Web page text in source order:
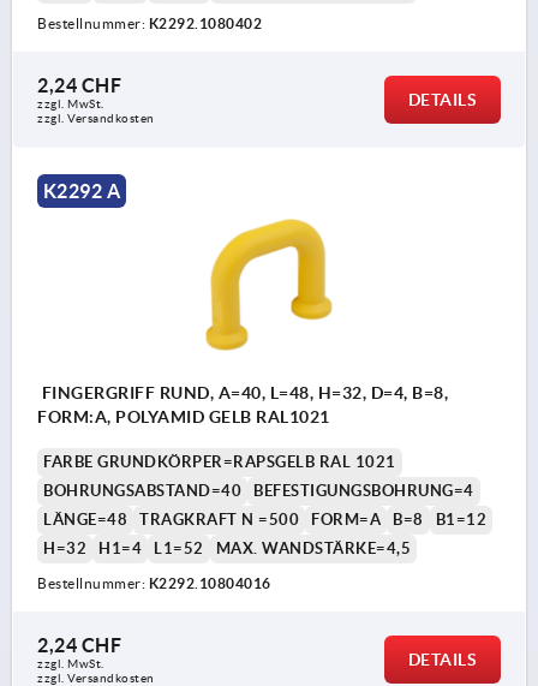
Bestellnummer: K2292.1080402
2,24 CHF
zzgl. MwSt.
zzgl. Versandkosten
DETAILS
K2292 A
FINGERGRIFF RUND, A=40, L=48, H=32, D=4, B=8,
FORM:A, POLYAMID GELB RAL1021
FARBE GRUNDKÖRPER=RAPSGELB RAL 1021
BOHRUNGSABSTAND=40
BEFESTIGUNGSBOHRUNG=4
LÄNGE=48
TRAGKRAFT N =500 FORM=A B=8
B1=12
H=32
H1=4 L1=52 MAX. WANDSTÄRKE=4,5
Bestellnummer: K2292.10804016
2,24 CHF
zzgl. MwSt.
zzgl. Versandkosten
DETAILS